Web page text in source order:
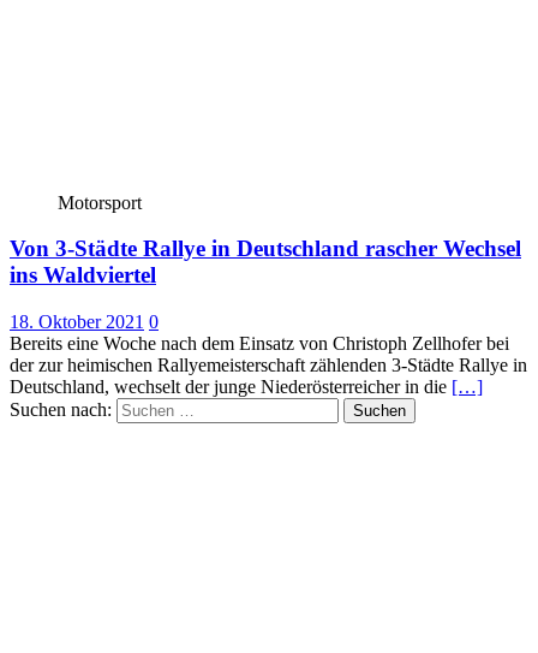
Motorsport
Von 3-Städte Rallye in Deutschland rascher Wechsel
ins Waldviertel
18. Oktober 2021 0
Bereits eine Woche nach dem Einsatz von Christoph Zellhofer bei
der zur heimischen Rallyemeisterschaft zählenden 3-Städte Rallye in
Deutschland, wechselt der junge Niederösterreicher in die […]
Suchen nach: